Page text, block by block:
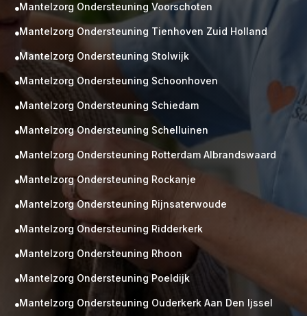
Mantelzorg Ondersteuning Voorschoten
Mantelzorg Ondersteuning Tienhoven Zuid Holland
Mantelzorg Ondersteuning Stolwijk
Mantelzorg Ondersteuning Schoonhoven
Mantelzorg Ondersteuning Schiedam
Mantelzorg Ondersteuning Schelluinen
Mantelzorg Ondersteuning Rotterdam Albrandswaard
Mantelzorg Ondersteuning Rockanje
Mantelzorg Ondersteuning Rijnsaterwoude
Mantelzorg Ondersteuning Ridderkerk
Mantelzorg Ondersteuning Rhoon
Mantelzorg Ondersteuning Poeldijk
Mantelzorg Ondersteuning Ouderkerk Aan Den Ijssel